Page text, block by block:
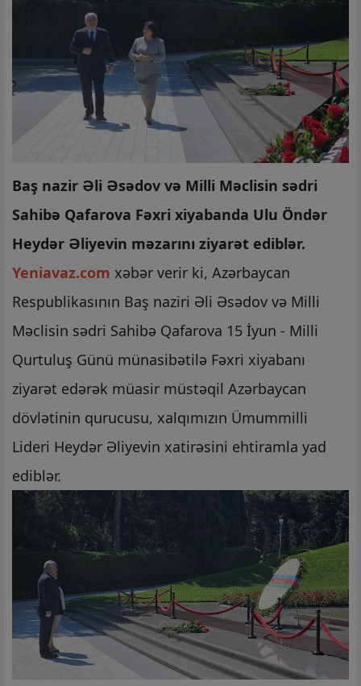
Baş nazir Əli Əsədov və Milli Məclisin sədri
Sahibə Qafarova Fəxri xiyabanda Ulu Öndər
Heydər Əliyevin məzarını ziyarət ediblər.
Yeniavaz.com xəbər verir ki, Azərbaycan
Respublikasının Baş naziri Əli Əsədov və Milli
Məclisin sədri Sahibə Qafarova 15 İyun - Milli
Qurtuluş Günü münasibətilə Fəxri xiyabanı
ziyarət edərək müasir müstəqil Azərbaycan
dövlətinin qurucusu, xalqımızın Ümummilli
Lideri Heydər Əliyevin xatirəsini ehtiramla yad
ediblər.